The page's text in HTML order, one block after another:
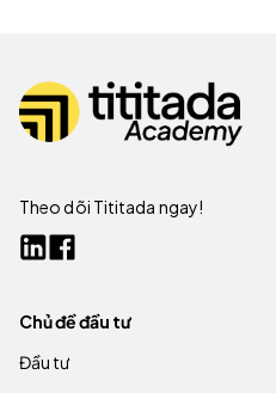
Theo dõi Tititada ngay!
Chủ đề đầu tư
Đầu tư